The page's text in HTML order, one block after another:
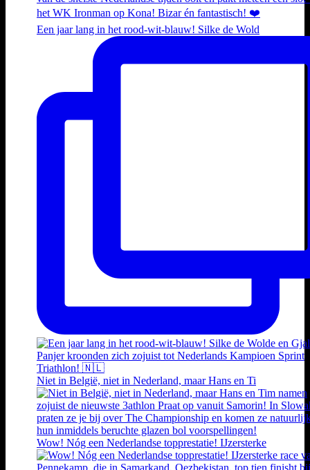
Een jaar lang in het rood-wit-blauw! Silke de Wold
Niet in België, niet in Nederland, maar Hans en Ti
Wow! Nóg een Nederlandse topprestatie! IJzersterke